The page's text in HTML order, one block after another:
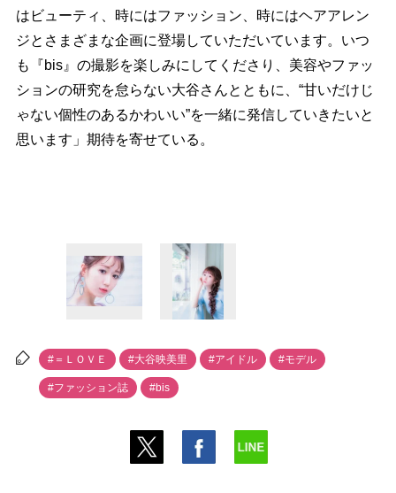
はビューティ、時にはファッション、時にはヘアアレン
ジとさまざまな企画に登場していただいています。いつ
も『bis』の撮影を楽しみにしてくださり、美容やファッ
ションの研究を怠らない大谷さんとともに、“甘いだけじ
ゃない個性のあるかわいい”を一緒に発信していきたいと
思います」期待を寄せている。
#＝ＬＯＶＥ #大谷映美里 #アイドル #モデル
#ファッション誌 #bis